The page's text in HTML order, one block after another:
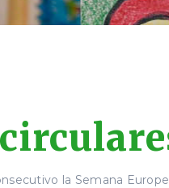
la Semana